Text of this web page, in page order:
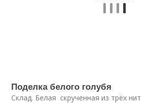
Поделка белого голубя
Склад. Белая скрученная из трёх